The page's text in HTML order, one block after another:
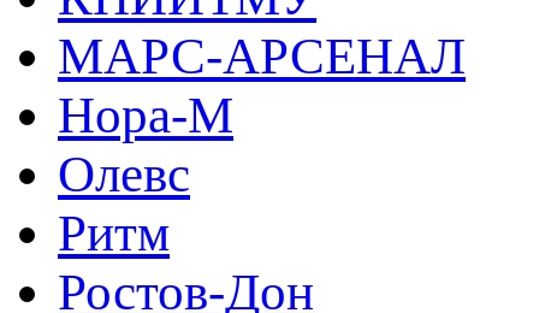
МАРС-АРСЕНАЛ
Нора-М
Олевс
Ритм
Ростов-Дон